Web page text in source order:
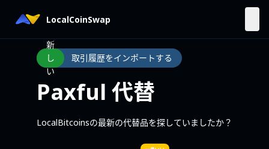
LocalCoinSwap
新
し
い
取引履歴をインポートする
Paxful 代替
LocalBitcoinsの最新の代替品を探していましたか？